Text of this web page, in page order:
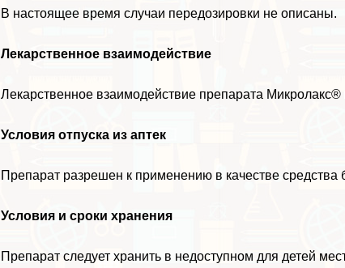
В настоящее время случаи передозировки не описаны.
Лекарственное взаимодействие
Лекарственное взаимодействие препарата Микролакс®
Условия отпуска из аптек
Препарат разрешен к применению в качестве средства
Условия и сроки хранения
Препарат следует хранить в недоступном для детей